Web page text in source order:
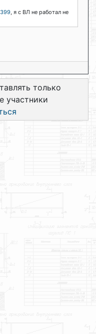
, я с ВЛ не работал не
только
участники